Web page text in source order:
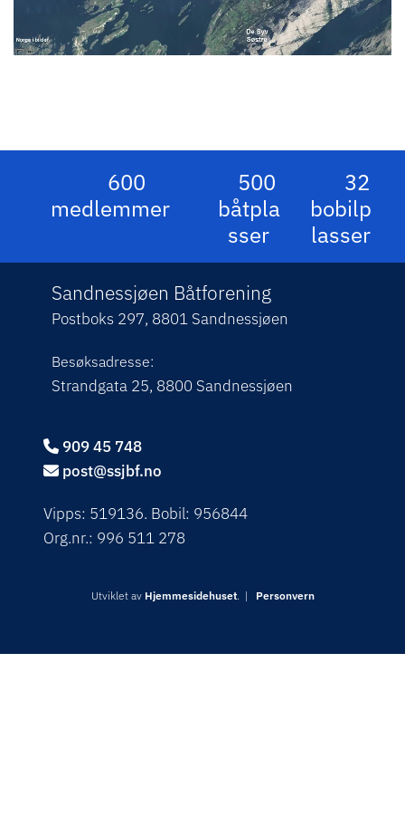
600
medlemmer
500
båtpla
sser
32
bobilp
lasser
Sandnessjøen Båtforening
Postboks 297, 8801 Sandnessjøen
Besøksadresse:
Strandgata 25, 8800 Sandnessjøen
 909 45 748
 post@ssjbf.no
Vipps: 519136. Bobil: 956844
Org.nr.: 996 511 278
Utviklet av Hjemmesidehuset. | Personvern